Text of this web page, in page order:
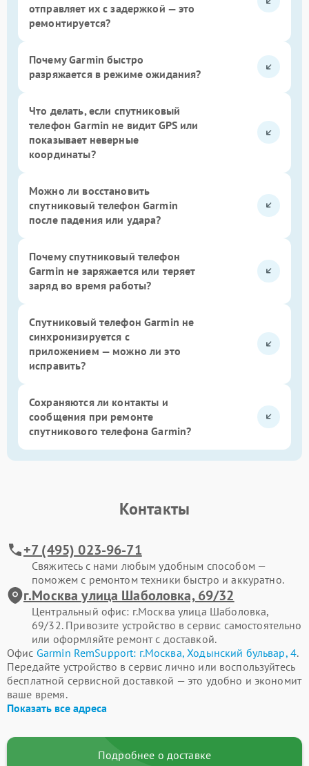
отправляет их с задержкой — это
ремонтируется?
Почему Garmin быстро
разряжается в режиме ожидания?
Что делать, если спутниковый
телефон Garmin не видит GPS или
показывает неверные
координаты?
Можно ли восстановить
спутниковый телефон Garmin
после падения или удара?
Почему спутниковый телефон
Garmin не заряжается или теряет
заряд во время работы?
Спутниковый телефон Garmin не
синхронизируется с
приложением — можно ли это
исправить?
Сохраняются ли контакты и
сообщения при ремонте
спутникового телефона Garmin?
Контакты
+7 (495) 023-96-71
Свяжитесь с нами любым удобным способом —
поможем с ремонтом техники быстро и аккуратно.
г.Москва улица Шаболовка, 69/32
Центральный офис: г.Москва улица Шаболовка,
69/32. Привозите устройство в сервис самостоятельно
или оформляйте ремонт с доставкой.
Офис Garmin RemSupport: г.Москва, Ходынский бульвар, 4.
Передайте устройство в сервис лично или воспользуйтесь
бесплатной сервисной доставкой — это удобно и экономит
ваше время.
Показать все адреса
Подробнее о доставке